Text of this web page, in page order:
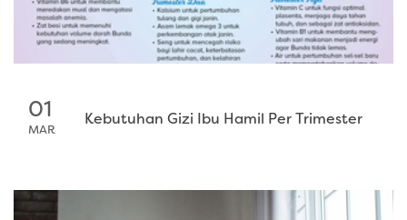
01
MAR
Kebutuhan Gizi Ibu Hamil Per Trimester